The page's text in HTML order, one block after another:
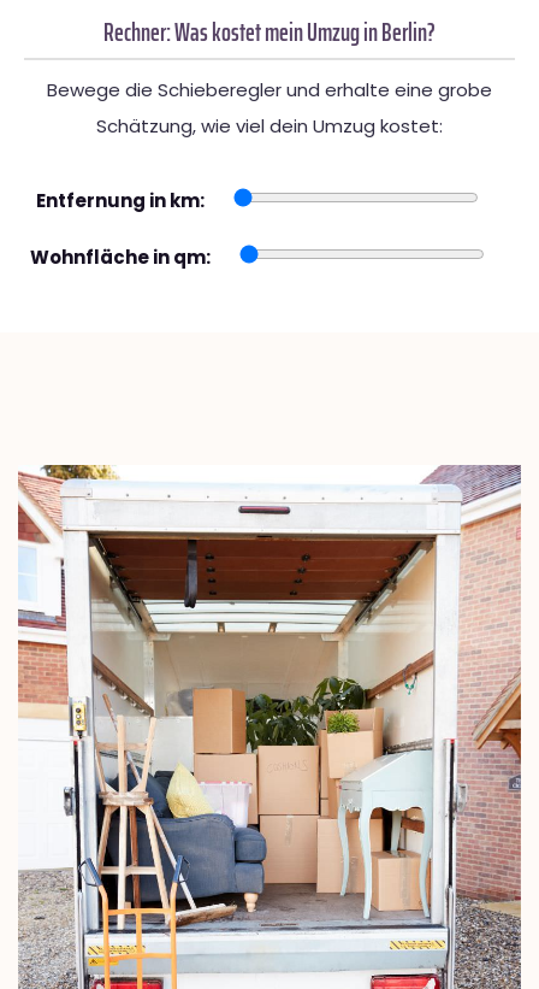
Rechner: Was kostet mein Umzug in Berlin?
Bewege die Schieberegler und erhalte eine grobe
Schätzung, wie viel dein Umzug kostet:
Entfernung in km:
Wohnfläche in qm: